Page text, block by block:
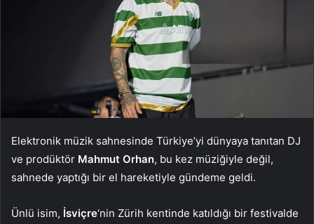
Elektronik müzik sahnesinde Türkiye’yi dünyaya tanıtan DJ
ve prodüktör Mahmut Orhan, bu kez müziğiyle değil,
sahnede yaptığı bir el hareketiyle gündeme geldi.
Ünlü isim, İsviçre‘nin Zürih kentinde katıldığı bir festivalde